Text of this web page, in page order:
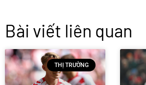
Bài viết liên quan
THỊ TRƯỜNG